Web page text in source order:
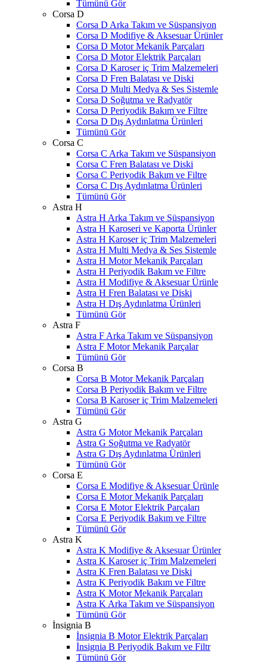
Tümünü Gör
Corsa D
Corsa D Arka Takım ve Süspansiyon
Corsa D Modifiye & Aksesuar Ürünler
Corsa D Motor Mekanik Parçaları
Corsa D Motor Elektrik Parçaları
Corsa D Karoser iç Trim Malzemeleri
Corsa D Fren Balatası ve Diski
Corsa D Multi Medya & Ses Sistemle
Corsa D Soğutma ve Radyatör
Corsa D Periyodik Bakım ve Filtre
Corsa D Dış Aydınlatma Ürünleri
Tümünü Gör
Corsa C
Corsa C Arka Takım ve Süspansiyon
Corsa C Fren Balatası ve Diski
Corsa C Periyodik Bakım ve Filtre
Corsa C Dış Aydınlatma Ürünleri
Tümünü Gör
Astra H
Astra H Arka Takım ve Süspansiyon
Astra H Karoseri ve Kaporta Ürünler
Astra H Karoser iç Trim Malzemeleri
Astra H Multi Medya & Ses Sistemle
Astra H Motor Mekanik Parçaları
Astra H Periyodik Bakım ve Filtre
Astra H Modifiye & Aksesuar Ürünle
Astra H Fren Balatası ve Diski
Astra H Dış Aydınlatma Ürünleri
Tümünü Gör
Astra F
Astra F Arka Takım ve Süspansiyon
Astra F Motor Mekanik Parçalar
Tümünü Gör
Corsa B
Corsa B Motor Mekanik Parçaları
Corsa B Periyodik Bakım ve Filtre
Corsa B Karoser iç Trim Malzemeleri
Tümünü Gör
Astra G
Astra G Motor Mekanik Parçaları
Astra G Soğutma ve Radyatör
Astra G Dış Aydınlatma Ürünleri
Tümünü Gör
Corsa E
Corsa E Modifiye & Aksesuar Ürünle
Corsa E Motor Mekanik Parçaları
Corsa E Motor Elektrik Parçaları
Corsa E Periyodik Bakım ve Filtre
Tümünü Gör
Astra K
Astra K Modifiye & Aksesuar Ürünler
Astra K Karoser iç Trim Malzemeleri
Astra K Fren Balatası ve Diski
Astra K Periyodik Bakım ve Filtre
Astra K Motor Mekanik Parçaları
Astra K Arka Takım ve Süspansiyon
Tümünü Gör
İnsignia B
İnsignia B Motor Elektrik Parçaları
İnsignia B Periyodik Bakım ve Filtr
Tümünü Gör